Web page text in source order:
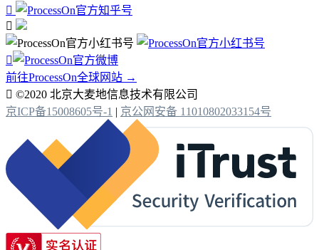



前往ProcessOn全球网站 →
 ©2020 北京大麦地信息技术有限公司
京ICP备15008605号-1 | 京公网安备 11010802033154号